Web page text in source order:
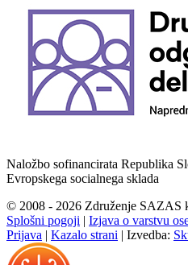
Naložbo sofinancirata Republika
Evropskega socialnega sklada
© 2008 - 2026 Združenje SAZAS
Splošni pogoji | Izjava o varstvu
Prijava | Kazalo strani | Izvedba: